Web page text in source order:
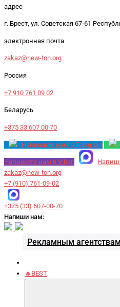
адрес
г. Брест, ул. Советская 67-61
электронная почта
zakaz@new-ton.org
Россия
+7 910 761 09 02
Беларусь
+375 33 607 00 70
Напишите нам в Telegram
Напишите нам в Viber
zakaz@new-ton.org
+7 (910) 761-09-02
+375 (33) 607-00-70
Напиши нам:
Рекламным агентствам
🔥BEST